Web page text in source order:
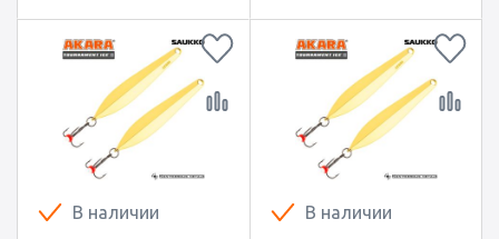
В наличии В наличии